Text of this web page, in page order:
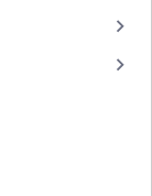
keyboard_arrow_right
keyboard_arrow_right